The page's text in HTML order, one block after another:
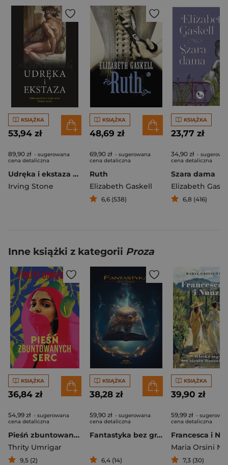
KSIĄŻKA
53,94 zł
89,90 zł - sugerowana
cena detaliczna
Udręka i ekstaza wyd. 2026
Irving Stone
KSIĄŻKA
48,69 zł
69,90 zł - sugerowana
cena detaliczna
Ruth
Elizabeth Gaskell
6,6 (538)
KSIĄŻKA
23,77 zł
34,90 zł -
cena detaliczna
Szara dama
Elizabeth
6,8 (416)
Inne książki z kategorii Proza
KSIĄŻKA
36,84 zł
54,99 zł - sugerowana
cena detaliczna
Pieśń zbuntowanych serc
Thrity Umrigar
9,5 (2)
KSIĄŻKA
38,28 zł
59,90 zł - sugerowana
cena detaliczna
Fantastyka bez granic. Tom 2
6,4 (14)
KSIĄŻKA
39,90 zł
59,99 zł -
cena detaliczna
Maria Orsini
7,3 (30)